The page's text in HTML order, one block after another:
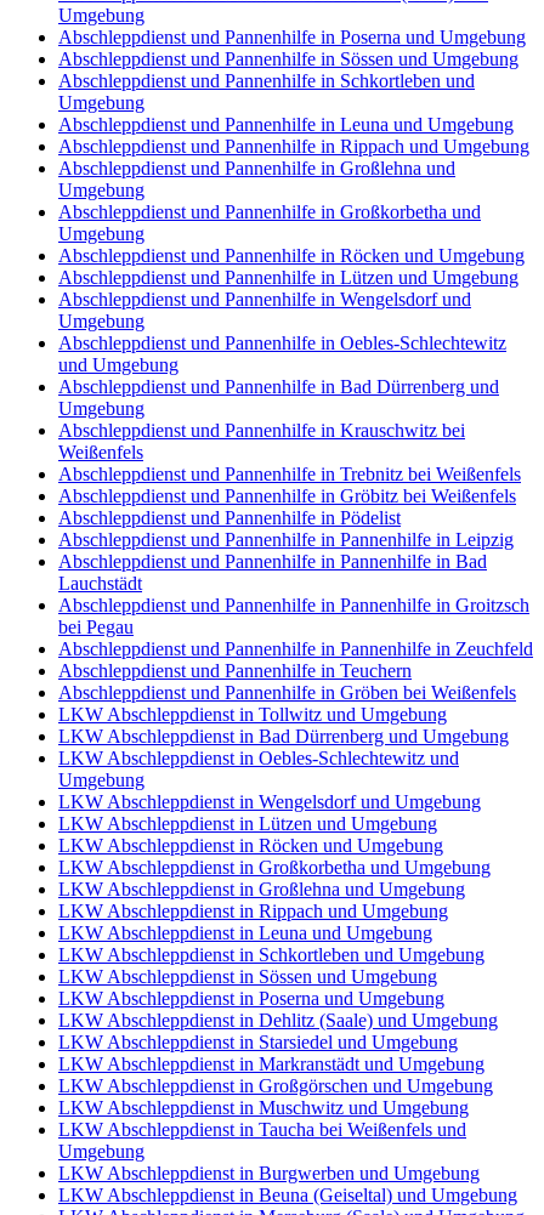
Umgebung
Abschleppdienst und Pannenhilfe in Poserna und Umgebung
Abschleppdienst und Pannenhilfe in Sössen und Umgebung
Abschleppdienst und Pannenhilfe in Schkortleben und
Umgebung
Abschleppdienst und Pannenhilfe in Leuna und Umgebung
Abschleppdienst und Pannenhilfe in Rippach und Umgebung
Abschleppdienst und Pannenhilfe in Großlehna und
Umgebung
Abschleppdienst und Pannenhilfe in Großkorbetha und
Umgebung
Abschleppdienst und Pannenhilfe in Röcken und Umgebung
Abschleppdienst und Pannenhilfe in Lützen und Umgebung
Abschleppdienst und Pannenhilfe in Wengelsdorf und
Umgebung
Abschleppdienst und Pannenhilfe in Oebles-Schlechtewitz
und Umgebung
Abschleppdienst und Pannenhilfe in Bad Dürrenberg und
Umgebung
Abschleppdienst und Pannenhilfe in Krauschwitz bei
Weißenfels
Abschleppdienst und Pannenhilfe in Trebnitz bei Weißenfels
Abschleppdienst und Pannenhilfe in Gröbitz bei Weißenfels
Abschleppdienst und Pannenhilfe in Pödelist
Abschleppdienst und Pannenhilfe in Pannenhilfe in Leipzig
Abschleppdienst und Pannenhilfe in Pannenhilfe in Bad
Lauchstädt
Abschleppdienst und Pannenhilfe in Pannenhilfe in Groitzsch
bei Pegau
Abschleppdienst und Pannenhilfe in Pannenhilfe in Zeuchfeld
Abschleppdienst und Pannenhilfe in Teuchern
Abschleppdienst und Pannenhilfe in Gröben bei Weißenfels
LKW Abschleppdienst in Tollwitz und Umgebung
LKW Abschleppdienst in Bad Dürrenberg und Umgebung
LKW Abschleppdienst in Oebles-Schlechtewitz und
Umgebung
LKW Abschleppdienst in Wengelsdorf und Umgebung
LKW Abschleppdienst in Lützen und Umgebung
LKW Abschleppdienst in Röcken und Umgebung
LKW Abschleppdienst in Großkorbetha und Umgebung
LKW Abschleppdienst in Großlehna und Umgebung
LKW Abschleppdienst in Rippach und Umgebung
LKW Abschleppdienst in Leuna und Umgebung
LKW Abschleppdienst in Schkortleben und Umgebung
LKW Abschleppdienst in Sössen und Umgebung
LKW Abschleppdienst in Poserna und Umgebung
LKW Abschleppdienst in Dehlitz (Saale) und Umgebung
LKW Abschleppdienst in Starsiedel und Umgebung
LKW Abschleppdienst in Markranstädt und Umgebung
LKW Abschleppdienst in Großgörschen und Umgebung
LKW Abschleppdienst in Muschwitz und Umgebung
LKW Abschleppdienst in Taucha bei Weißenfels und
Umgebung
LKW Abschleppdienst in Burgwerben und Umgebung
LKW Abschleppdienst in Beuna (Geiseltal) und Umgebung